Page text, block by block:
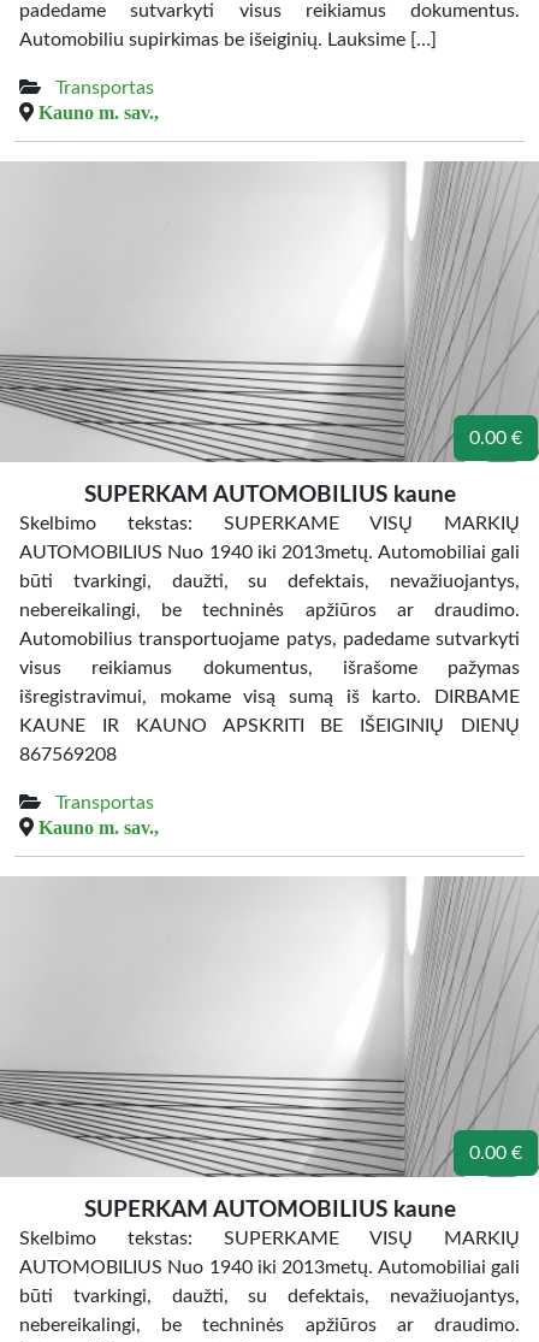
padedame sutvarkyti visus reikiamus dokumentus.
Automobiliu supirkimas be išeiginių. Lauksime […]
Transportas
Kauno m. sav.,
0.00 €
SUPERKAM AUTOMOBILIUS kaune
Skelbimo tekstas: SUPERKAME VISŲ MARKIŲ
AUTOMOBILIUS Nuo 1940 iki 2013metų. Automobiliai gali
būti tvarkingi, daužti, su defektais, nevažiuojantys,
nebereikalingi, be techninės apžiūros ar draudimo.
Automobilius transportuojame patys, padedame sutvarkyti
visus reikiamus dokumentus, išrašome pažymas
išregistravimui, mokame visą sumą iš karto. DIRBAME
KAUNE IR KAUNO APSKRITI BE IŠEIGINIŲ DIENŲ
867569208
Transportas
Kauno m. sav.,
0.00 €
SUPERKAM AUTOMOBILIUS kaune
Skelbimo tekstas: SUPERKAME VISŲ MARKIŲ
AUTOMOBILIUS Nuo 1940 iki 2013metų. Automobiliai gali
būti tvarkingi, daužti, su defektais, nevažiuojantys,
nebereikalingi, be techninės apžiūros ar draudimo.